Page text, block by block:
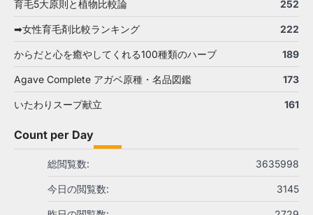
育毛5大原則と植物比較論 252
➡女性育毛剤比較ランキング 222
からだと心を癒やしてくれる100種類のハーブ 189
Agave Complete アガベ原種・名品図鑑 173
いたわりスープ献立 161
Count per Day
3635998
総閲覧数:
3145
今日の閲覧数: